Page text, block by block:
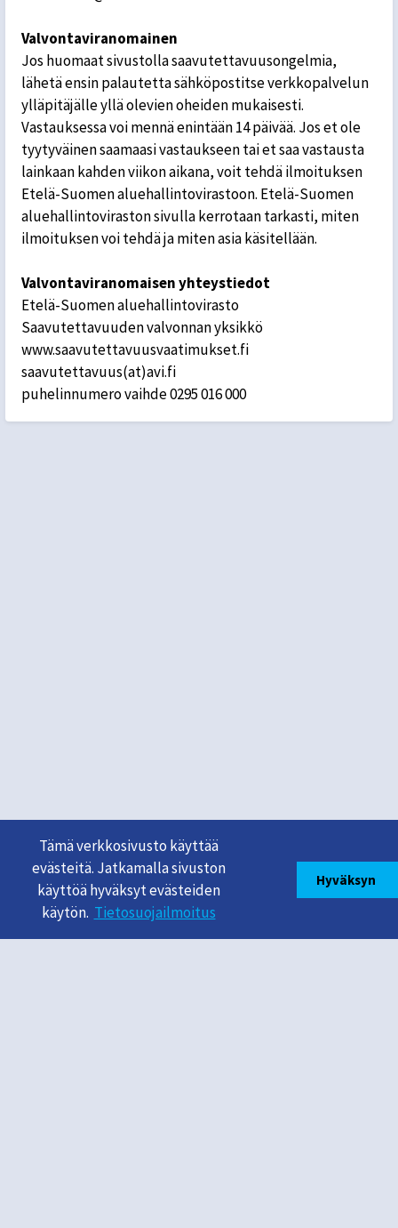
Valvontaviranomainen
Jos huomaat sivustolla saavutettavuusongelmia,
lähetä ensin palautetta sähköpostitse verkkopalvelun
ylläpitäjälle yllä olevien oheiden mukaisesti.
Vastauksessa voi mennä enintään 14 päivää. Jos et ole
tyytyväinen saamaasi vastaukseen tai et saa vastausta
lainkaan kahden viikon aikana, voit tehdä ilmoituksen
Etelä-Suomen aluehallintovirastoon. Etelä-Suomen
aluehallintoviraston sivulla kerrotaan tarkasti, miten
ilmoituksen voi tehdä ja miten asia käsitellään.
Valvontaviranomaisen yhteystiedot
Etelä-Suomen aluehallintovirasto
Saavutettavuuden valvonnan yksikkö
www.saavutettavuusvaatimukset.fi
saavutettavuus(at)avi.fi
puhelinnumero vaihde 0295 016 000
Tämä verkkosivusto käyttää
evästeitä. Jatkamalla sivuston
käyttöä hyväksyt evästeiden
käytön. Tietosuojailmoitus
Hyväksyn